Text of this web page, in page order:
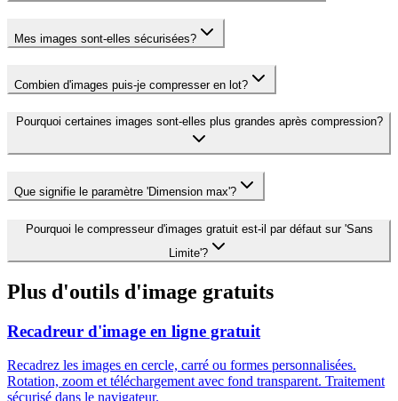
Mes images sont-elles sécurisées?
Combien d'images puis-je compresser en lot?
Pourquoi certaines images sont-elles plus grandes après compression?
Que signifie le paramètre 'Dimension max'?
Pourquoi le compresseur d'images gratuit est-il par défaut sur 'Sans
Limite'?
Plus d'outils d'image gratuits
Recadreur d'image en ligne gratuit
Recadrez les images en cercle, carré ou formes personnalisées.
Rotation, zoom et téléchargement avec fond transparent. Traitement
sécurisé dans le navigateur.